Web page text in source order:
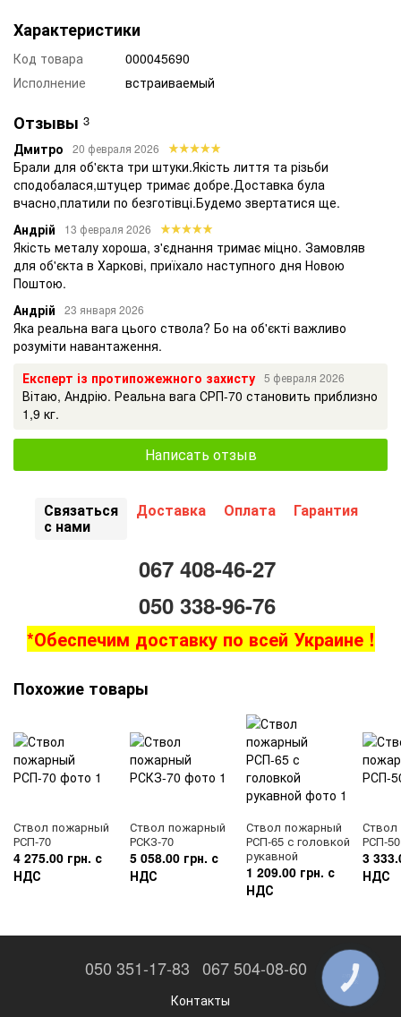
Характеристики
Код товара
000045690
Исполнение
встраиваемый
Отзывы 3
Дмитро 20 февраля 2026
Брали для об'єкта три штуки.Якість лиття та різьби
сподобалася,штуцер тримає добре.Доставка була
вчасно,платили по безготівці.Будемо звертатися ще.
Андрій
13 февраля 2026
Якість металу хороша, з'єднання тримає міцно. Замовляв
для об'єкта в Харкові, приїхало наступного дня Новою
Поштою.
Андрій
23 января 2026
Яка реальна вага цього ствола? Бо на об'єкті важливо
розуміти навантаження.
Експерт із протипожежного захисту 5 февраля 2026
Вітаю, Андрію. Реальна вага СРП-70 становить приблизно
1,9 кг.
Написать отзыв
Связаться
с нами
Доставка Оплата Гарантия
067 408-46-27
050 338-96-76
*Обеспечим доставку по всей Украине !
Похожие товары
Ствол пожарный
РСП-70
4 275.00 грн. с
НДС
Ствол пожарный
РСКЗ-70
5 058.00 грн. с
НДС
Ствол пожарный
РСП-65 с головкой
рукавной
1 209.00 грн. с
НДС
РСП-50
3
НДС
050 351-17-83 067 504-08-60
Контакты
КНОПКА
ЗВ'ЯЗКУ